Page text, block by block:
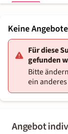
Angebot
Keine
Für diese
gefunden
Bitte
ein